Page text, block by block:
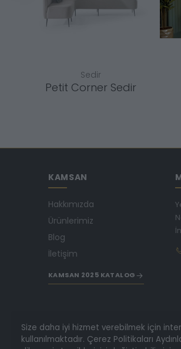
Sedir
Petit Corner Sedir
KAMSAN
Hakkımızda
Ürünlerimiz
Blog
İletişim
KAMSAN 2025 KATALOG
Size daha iyi hizmet verebilmek için
kullanılmaktadır. Çerez Politikaları